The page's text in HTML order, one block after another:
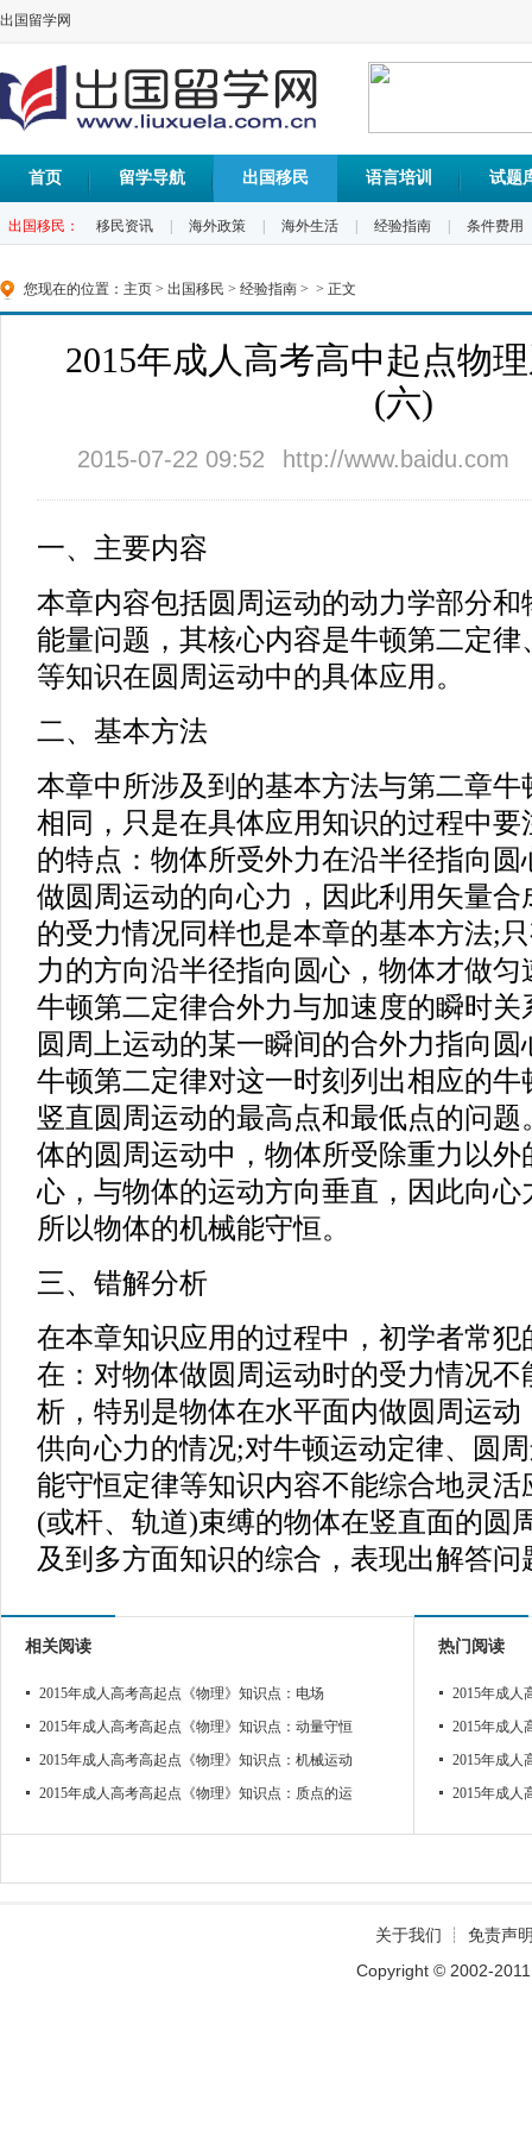
出国留学网
首页 留学导航 出国移民 语言培训 试题
出国移民： 移民资讯 海外政策 海外生活 经验指南 条件费用
您现在的位置： 主页 > 出国移民 > 经验指南 > > 正文
2015年成人高考高中起点物
(六)
2015-07-22 09:52 http://www.baidu.com
一、主要内容
本章内容包括圆周运动的动力学部分和
能量问题，其核心内容是牛顿第二定律
等知识在圆周运动中的具体应用。
二、基本方法
本章中所涉及到的基本方法与第二章牛
相同，只是在具体应用知识的过程中要
的特点：物体所受外力在沿半径指向
做圆周运动的向心力，因此利用矢量合
的受力情况同样也是本章的基本方法;
力的方向沿半径指向圆心，物体才做
牛顿第二定律合外力与加速度的瞬时关
圆周上运动的某一瞬间的合外力指向
牛顿第二定律对这一时刻列出相应的牛
竖直圆周运动的最高点和最低点的问
体的圆周运动中，物体所受除重力以外
心，与物体的运动方向垂直，因此向心
所以物体的机械能守恒。
三、错解分析
在本章知识应用的过程中，初学者常犯
在：对物体做圆周运动时的受力情况不
析，特别是物体在水平面内做圆周运动
供向心力的情况;对牛顿运动定律、圆
能守恒定律等知识内容不能综合地灵活
(或杆、轨道)束缚的物体在竖直面的圆
及到多方面知识的综合，表现出解答问
相关阅读
2015年成人高考高起点《物理》知识点：电场
2015年成人高考高起点《物理》知识点：动量守恒
2015年成人高考高起点《物理》知识点：机械运动
2015年成人高考高起点《物理》知识点：质点的运
热门阅读
2015年成人
2015年成人
2015年成人
2015年成人
关于我们 ┊ 免责声
Copyright © 2002-